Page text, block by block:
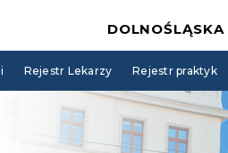
Rejestr Lekarzy Rejestr praktyk